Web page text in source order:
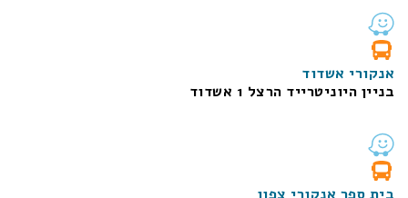
אנקורי אשדוד
בניין היוניטרייד הרצל 1 אשדוד